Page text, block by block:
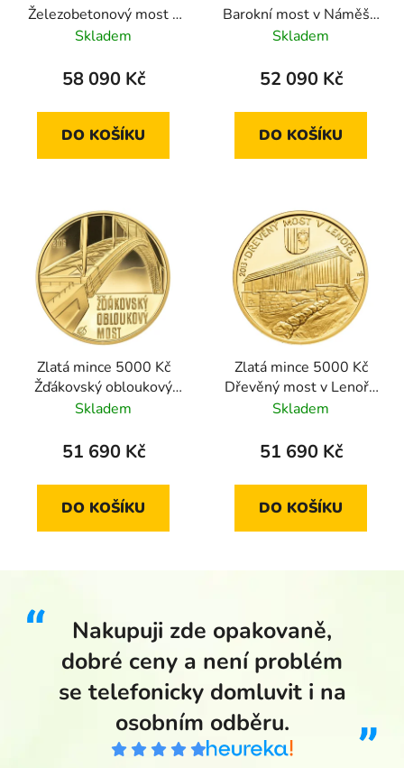
Železobetonový most v
Karviné-Darkově 2014
Skladem
58 090 Kč
DO KOŠÍKU
Barokní most v Náměšti
nad Oslavou 2012
Skladem
52 090 Kč
DO KOŠÍKU
Zlatá mince 5000 Kč
Žďákovský obloukový
most 2015 proof
Skladem
51 690 Kč
DO KOŠÍKU
Zlatá mince 5000 Kč
Dřevěný most v Lenoře
2013 proof
Skladem
51 690 Kč
DO KOŠÍKU
Nakupuji zde opakovaně,
dobré ceny a není problém
se telefonicky domluvit i na
osobním odběru.